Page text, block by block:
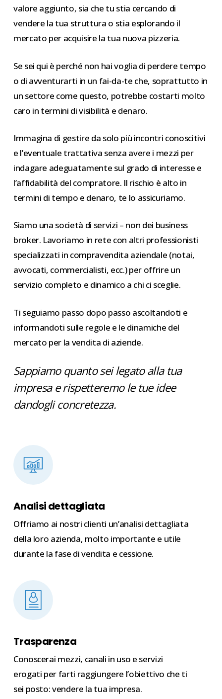
valore aggiunto, sia che tu stia cercando di
vendere la tua struttura o stia esplorando il
mercato per acquisire la tua nuova pizzeria.
Se sei qui è perché non hai voglia di perdere tempo
o di avventurarti in un fai-da-te che, soprattutto in
un settore come questo, potrebbe costarti molto
caro in termini di visibilità e denaro.
Immagina di gestire da solo più incontri conoscitivi
e l’eventuale trattativa senza avere i mezzi per
indagare adeguatamente sul grado di interesse e
l’affidabilità del compratore. Il rischio è alto in
termini di tempo e denaro, te lo assicuriamo.
Siamo una società di servizi – non dei business
broker. Lavoriamo in rete con altri professionisti
specializzati in compravendita aziendale (notai,
avvocati, commercialisti, ecc.) per offrire un
servizio completo e dinamico a chi ci sceglie.
Ti seguiamo passo dopo passo ascoltandoti e
informandoti sulle regole e le dinamiche del
mercato per la vendita di aziende.
Sappiamo quanto sei legato alla tua
impresa e rispetteremo le tue idee
dandogli concretezza.
Analisi dettagliata
Offriamo ai nostri clienti un’analisi dettagliata
della loro azienda, molto importante e utile
durante la fase di vendita e cessione.
Trasparenza
Conoscerai mezzi, canali in uso e servizi
erogati per farti raggiungere l’obiettivo che ti
sei posto: vendere la tua impresa.